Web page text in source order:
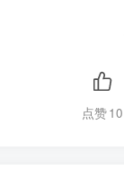
点赞10